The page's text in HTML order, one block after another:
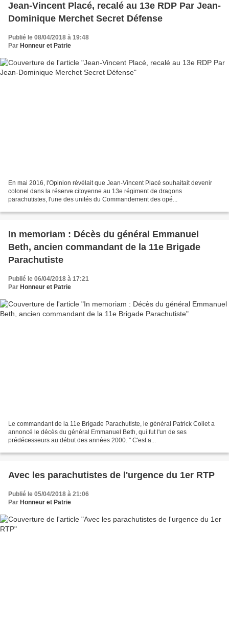
Jean-Vincent Placé, recalé au 13e RDP Par Jean-
Dominique Merchet Secret Défense
Publié le 08/04/2018 à 19:48
Par Honneur et Patrie
En mai 2016, l'Opinion révélait que Jean-Vincent Placé souhaitait devenir
colonel dans la réserve citoyenne au 13e régiment de dragons
parachutistes, l'une des unités du Commandement des opé...
In memoriam : Décès du général Emmanuel
Beth, ancien commandant de la 11e Brigade
Parachutiste
Publié le 06/04/2018 à 17:21
Par Honneur et Patrie
Le commandant de la 11e Brigade Parachutiste, le général Patrick Collet a
annoncé le décès du général Emmanuel Beth, qui fut l'un de ses
prédécesseurs au début des années 2000. " C'est a...
Avec les parachutistes de l'urgence du 1er RTP
Publié le 05/04/2018 à 21:06
Par Honneur et Patrie